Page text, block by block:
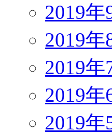
2019年
2019年
2019年
2019年
2019年